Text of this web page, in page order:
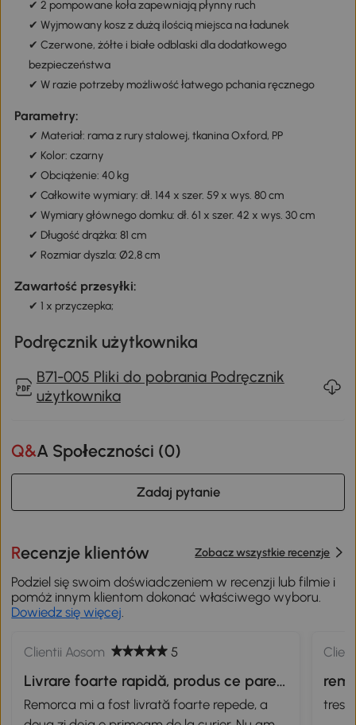
✔ 2 pompowane koła zapewniają płynny ruch
✔ Wyjmowany kosz z dużą ilością miejsca na ładunek
✔ Czerwone, żółte i białe odblaski dla dodatkowego
bezpieczeństwa
✔ W razie potrzeby możliwość łatwego pchania ręcznego
Parametry:
✔ Materiał: rama z rury stalowej, tkanina Oxford, PP
✔ Kolor: czarny
✔ Obciążenie: 40 kg
✔ Całkowite wymiary: dł. 144 x szer. 59 x wys. 80 cm
✔ Wymiary głównego domku: dł. 61 x szer. 42 x wys. 30 cm
✔ Długość drążka: 81 cm
✔ Rozmiar dyszla: Ø2,8 cm
Zawartość przesyłki:
✔ 1 x przyczepka;
Podręcznik użytkownika
B71-005 Pliki do pobrania Podręcznik
użytkownika
Q&A Społeczności (0)
Zadaj pytanie
Recenzje klientów Zobacz wszystkie recenzje
Podziel się swoim doświadczeniem w recenzji lub filmie i
pomóż innym klientom dokonać właściwego wyboru.
Dowiedz się więcej
Clientii Aosom 5
Livrare foarte rapidă, produs ce pare
de calitate.
Remorca mi a fost livrată foarte repede, a
tres